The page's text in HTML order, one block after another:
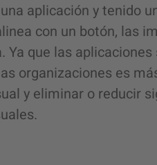
aplicación y tenido
con un botón, las
que las
organizaciones es
y eliminar o reducir